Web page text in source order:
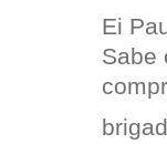
Ei
Sabe